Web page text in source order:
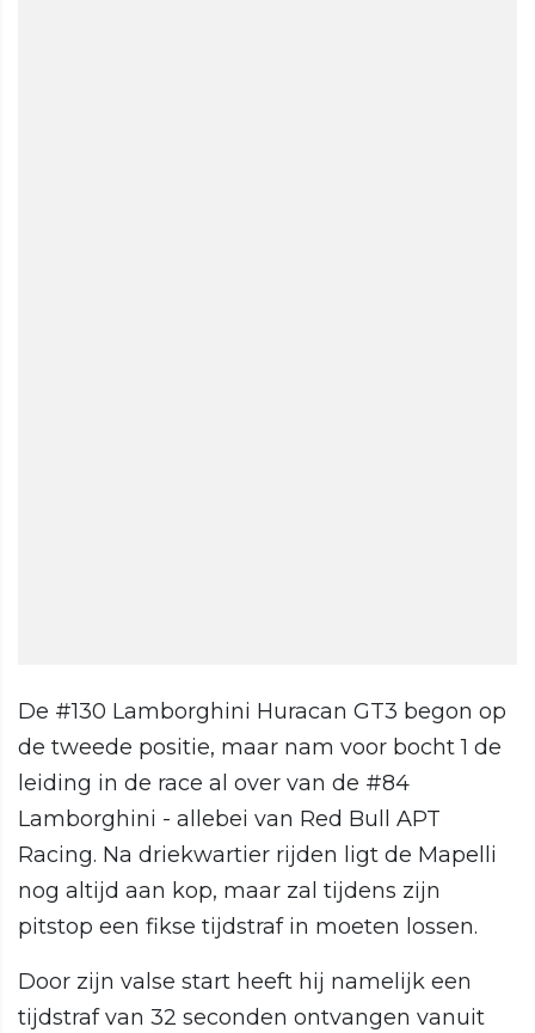
De #130 Lamborghini Huracan GT3 begon op
de tweede positie, maar nam voor bocht 1 de
leiding in de race al over van de #84
Lamborghini - allebei van Red Bull APT
Racing. Na driekwartier rijden ligt de Mapelli
nog altijd aan kop, maar zal tijdens zijn
pitstop een fikse tijdstraf in moeten lossen.
Door zijn valse start heeft hij namelijk een
tijdstraf van 32 seconden ontvangen vanuit